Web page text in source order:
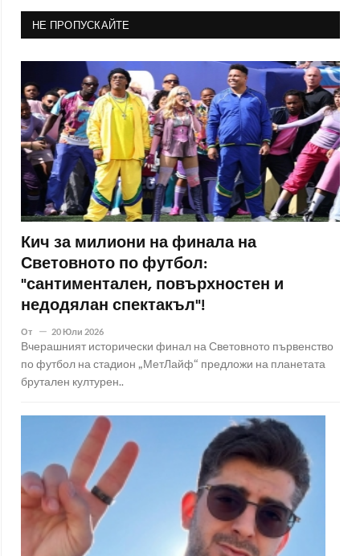
НЕ ПРОПУСКАЙТЕ
Кич за милиони на финала на
Световното по футбол:
"сантиментален, повърхностен и
недодялан спектакъл"!
От 20 Юли 2026
Вчерашният исторически финал на Световното първенство
по футбол на стадион „МетЛайф“ предложи на планетата
брутален културен..